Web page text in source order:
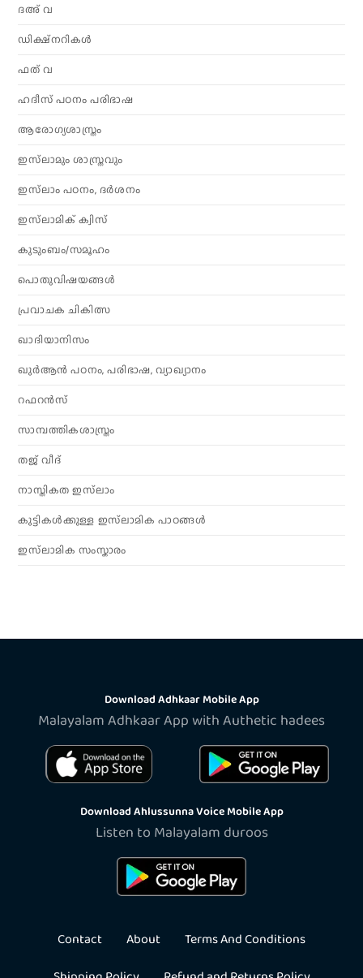
ദഅ് വ
ഡിക്ഷ്നറികൾ
ഫത് വ
ഹദീസ് പഠനം പരിഭാഷ
ആരോഗ്യശാസ്ത്രം
ഇസ്‌ലാമും ശാസ്ത്രവും
ഇസ്‌ലാം പഠനം, ദർശനം
ഇസ്‌ലാമിക് ക്വിസ്
കുടുംബം/സമൂഹം
പൊതുവിഷയങ്ങൾ
പ്രവാചക ചികിത്സ
ഖാദിയാനിസം
ഖുർആൻ പഠനം, പരിഭാഷ, വ്യാഖ്യാനം
റഫറൻസ്
സാമ്പത്തികശാസ്ത്രം
തജ് വീദ്
നാസ്തികത ഇസ്‌ലാം
കുട്ടികൾക്കുള്ള ഇസ്‌ലാമിക പാഠങ്ങൾ
ഇസ്‌ലാമിക സംസ്കാരം
Download Adhkaar Mobile App
Malayalam Adhkaar App with Authetic hadees
Download Ahlussunna Voice Mobile App
Listen to Malayalam duroos
Contact About
Terms And Conditions